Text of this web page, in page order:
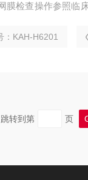
膜检查操作参照临
病变、糖尿病视网
：KAH-H6201
跳转到第 页